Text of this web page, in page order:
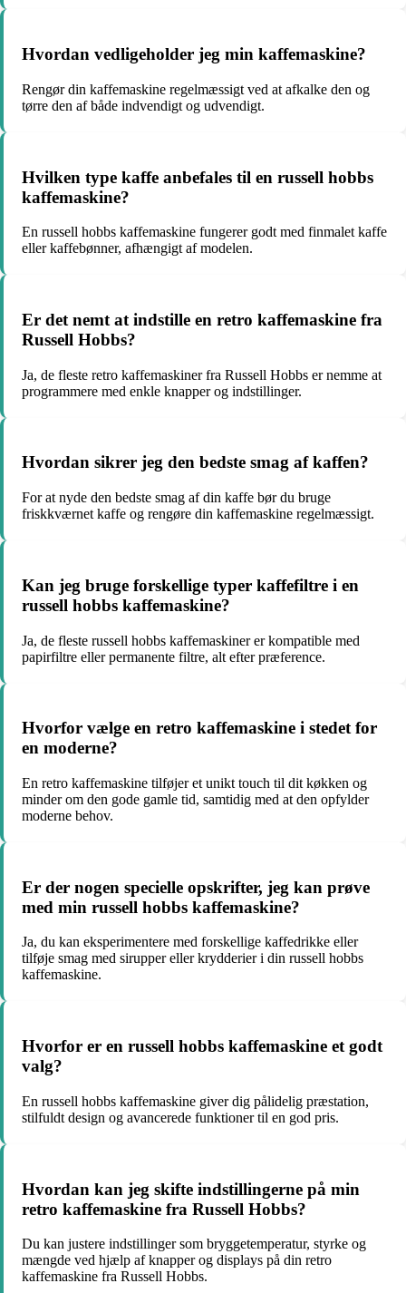
Hvordan vedligeholder jeg min kaffemaskine?
Rengør din kaffemaskine regelmæssigt ved at afkalke den og
tørre den af både indvendigt og udvendigt.
Hvilken type kaffe anbefales til en russell hobbs
kaffemaskine?
En russell hobbs kaffemaskine fungerer godt med finmalet kaffe
eller kaffebønner, afhængigt af modelen.
Er det nemt at indstille en retro kaffemaskine fra
Russell Hobbs?
Ja, de fleste retro kaffemaskiner fra Russell Hobbs er nemme at
programmere med enkle knapper og indstillinger.
Hvordan sikrer jeg den bedste smag af kaffen?
For at nyde den bedste smag af din kaffe bør du bruge
friskkværnet kaffe og rengøre din kaffemaskine regelmæssigt.
Kan jeg bruge forskellige typer kaffefiltre i en
russell hobbs kaffemaskine?
Ja, de fleste russell hobbs kaffemaskiner er kompatible med
papirfiltre eller permanente filtre, alt efter præference.
Hvorfor vælge en retro kaffemaskine i stedet for
en moderne?
En retro kaffemaskine tilføjer et unikt touch til dit køkken og
minder om den gode gamle tid, samtidig med at den opfylder
moderne behov.
Er der nogen specielle opskrifter, jeg kan prøve
med min russell hobbs kaffemaskine?
Ja, du kan eksperimentere med forskellige kaffedrikke eller
tilføje smag med sirupper eller krydderier i din russell hobbs
kaffemaskine.
Hvorfor er en russell hobbs kaffemaskine et godt
valg?
En russell hobbs kaffemaskine giver dig pålidelig præstation,
stilfuldt design og avancerede funktioner til en god pris.
Hvordan kan jeg skifte indstillingerne på min
retro kaffemaskine fra Russell Hobbs?
Du kan justere indstillinger som bryggetemperatur, styrke og
mængde ved hjælp af knapper og displays på din retro
kaffemaskine fra Russell Hobbs.